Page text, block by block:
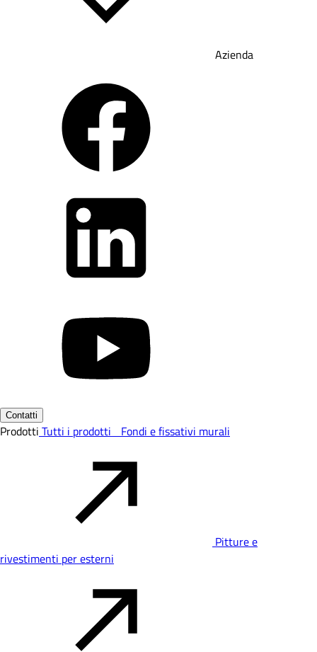
Azienda
Contatti
Prodotti Tutti i prodotti Fondi e fissativi murali
Pitture e
rivestimenti per esterni